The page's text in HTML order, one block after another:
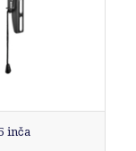
inča